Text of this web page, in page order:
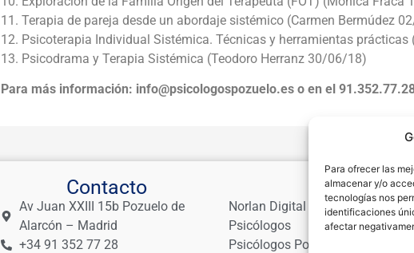
Para ofrecer las
almacenar y/o
tecnologías nos
identificaciones
afectar
11. Terapia de pareja desde un abordaje sistémico (Carmen Bermúdez
12. Psicoterapia Individual Sistémica. Técnicas y herramientas
13. Psicodrama y Terapia Sistémica (Teodoro Herranz 30/06/18)
Para más información: info@psicologospozuelo.es o en el
Contacto
Av Juan XXIII 15b Pozuelo de
Alarcón – Madrid
+34 91 352 77 28
Links
Norlan Digital Marketing Para
Psicólogos
Psicólogos Pozuelo